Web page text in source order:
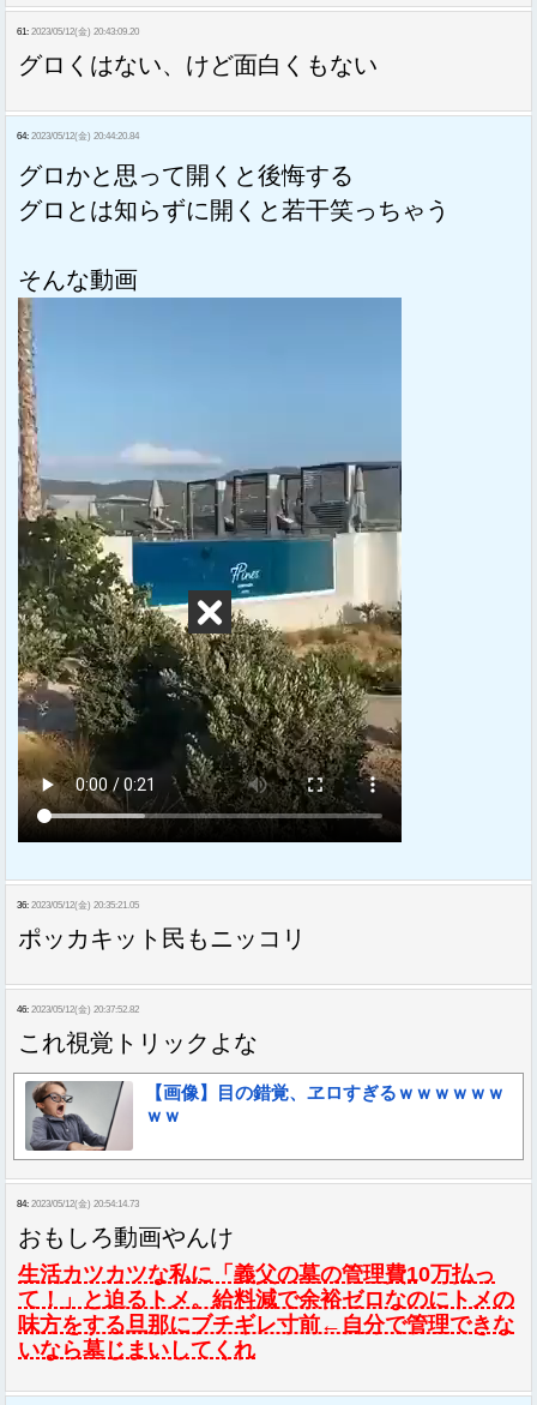
61: 2023/05/12(金) 20:43:09.20
グロくはない、けど面白くもない
64: 2023/05/12(金) 20:44:20.84
グロかと思って開くと後悔する
グロとは知らずに開くと若干笑っちゃう
そんな動画
36: 2023/05/12(金) 20:35:21.05
ポッカキット民もニッコリ
46: 2023/05/12(金) 20:37:52.82
これ視覚トリックよな
【画像】目の錯覚、ヱロすぎるｗｗｗｗｗｗ
ｗｗ
84: 2023/05/12(金) 20:54:14.73
おもしろ動画やんけ
生活カツカツな私に「義父の墓の管理費10万払っ
て！」と迫るトメ。給料減で余裕ゼロなのにトメの
味方をする旦那にブチギレ寸前←自分で管理できな
いなら墓じまいしてくれ